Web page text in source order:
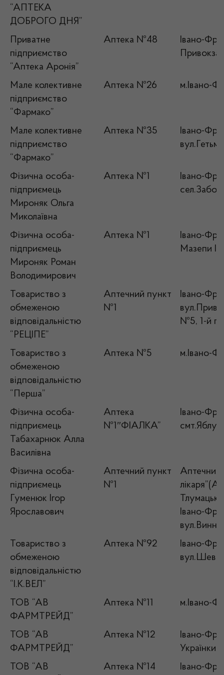
“АПТЕКА
ДОБРОГО ДНЯ”
Приватне
підприємство
“Аптека Аронія”
Аптека №48
Івано-
Мале колективне
підприємство
“Фармако”
Аптека №26 м.Івано-
Мале колективне
підприємство
“Фармако”
Аптека №35
Івано-
Фізична особа-
підприємець
Мироняк Ольга
Миколаївна
Аптека №1
Івано-
Фізична особа-
підприємець
Мироняк Роман
Володимирович
Аптека №1
Івано-
Мазепи
Товариство з
обмеженою
відповідальністю
“РЕЦІПЕ”
Аптечний пункт
№1
Івано-
№5, 1-й
Товариство з
обмеженою
відповідальністю
“Перша”
Аптека №5 м.Івано-
Фізична особа-
підприємець
Табахарнюк Алла
Василівна
Аптека
№1″ФІАЛКА”
Івано-
Фізична особа-
підприємець
Гуменюк Ігор
Ярославович
Аптечний пункт
№1
Аптечний
Івано-
Товариство з
обмеженою
відповідальністю
“І.К.ВЕЛ”
Аптека №92
Івано-
ТОВ “АВ
ФАРМТРЕЙД”
Аптека №11 м.Івано-
ТОВ “АВ
ФАРМТРЕЙД”
Аптека №12
Івано-
Українки, 1
ТОВ “АВ
Аптека №14
Івано-